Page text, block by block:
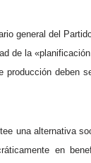
general del
de la
deben
una alternativa
en